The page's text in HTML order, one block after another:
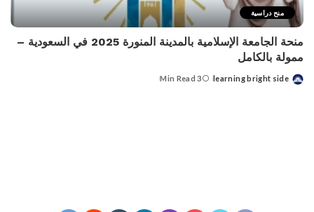
منح دراسية
منحة الجامعة الإسلامية بالمدينة المنورة 2025 في السعودية –
ممولة بالكامل
Posted
learning bright side
3 Min Read